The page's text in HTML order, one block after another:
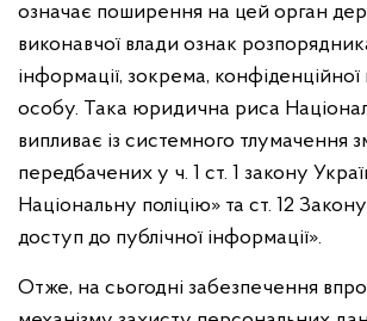
означає поширення на цей орган
виконавчої влади ознак
інформації, зокрема,
особу. Така юридична риса
випливає із системного тлумачення
передбачених у ч. 1 ст. 1 закону
Національну поліцію» та ст. 12
доступ до публічної інформації».
Отже, на сьогодні забезпечення